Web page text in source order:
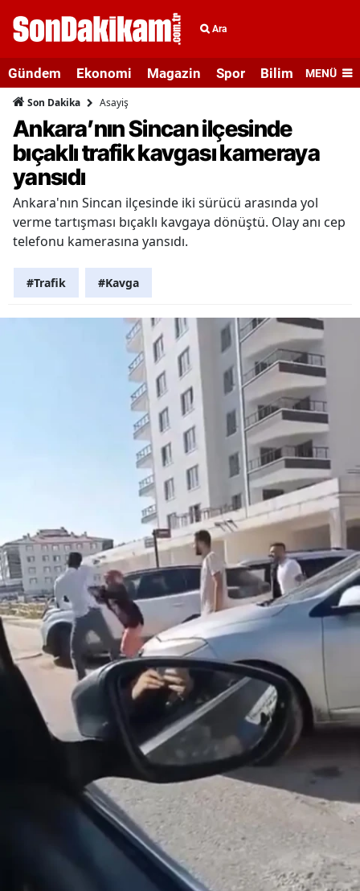
Ara
Gündem Ekonomi Magazin Spor Bilim veMENÜ
Son Dakika Asayiş
Ankara’nın Sincan ilçesinde
bıçaklı trafik kavgası kameraya
yansıdı
Ankara'nın Sincan ilçesinde iki sürücü arasında yol
verme tartışması bıçaklı kavgaya dönüştü. Olay anı cep
telefonu kamerasına yansıdı.
#Trafik #Kavga